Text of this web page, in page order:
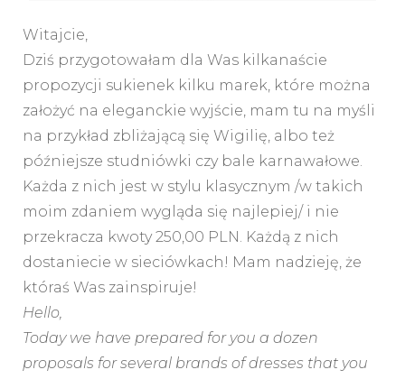
Witajcie,
Dziś przygotowałam dla Was kilkanaście
propozycji sukienek kilku marek, które można
założyć na eleganckie wyjście, mam tu na myśli
na przykład zbliżającą się Wigilię, albo też
późniejsze studniówki czy bale karnawałowe.
Każda z nich jest w stylu klasycznym /w takich
moim zdaniem wygląda się najlepiej/ i nie
przekracza kwoty 250,00 PLN. Każdą z nich
dostaniecie w sieciówkach! Mam nadzieję, że
któraś Was zainspiruje!
Hello,
Today we have prepared for you a dozen
proposals for several brands of dresses that you